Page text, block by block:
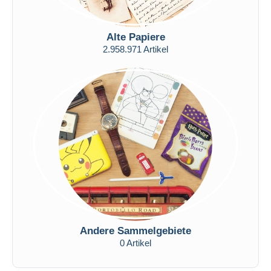
Alte Papiere
2.958.971 Artikel
Andere Sammelgebiete
0 Artikel